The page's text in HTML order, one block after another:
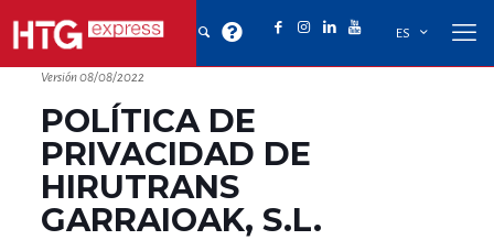
ES
Versión 08/08/2022
POLÍTICA DE
PRIVACIDAD DE
HIRUTRANS
GARRAIOAK, S.L.